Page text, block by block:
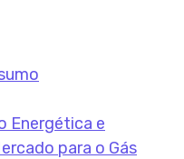
Energética e
para o Gás